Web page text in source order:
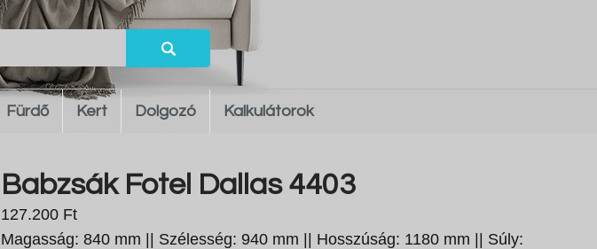
Fürdő Kert Dolgozó Kalkulátorok
Babzsák Fotel Dallas 4403
127.200 Ft
Magasság: 840 mm || Szélesség: 940 mm || Hosszúság: 1180 mm || Súly: